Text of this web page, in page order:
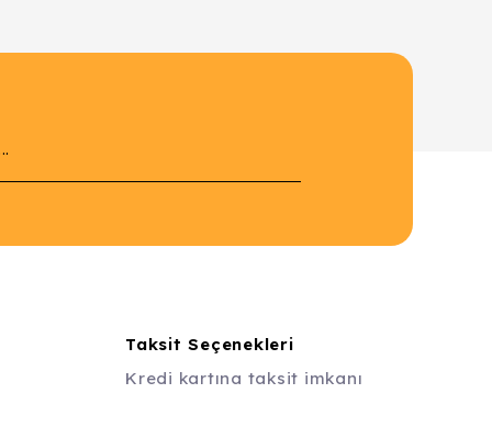
Taksit Seçenekleri
Kredi kartına taksit imkanı